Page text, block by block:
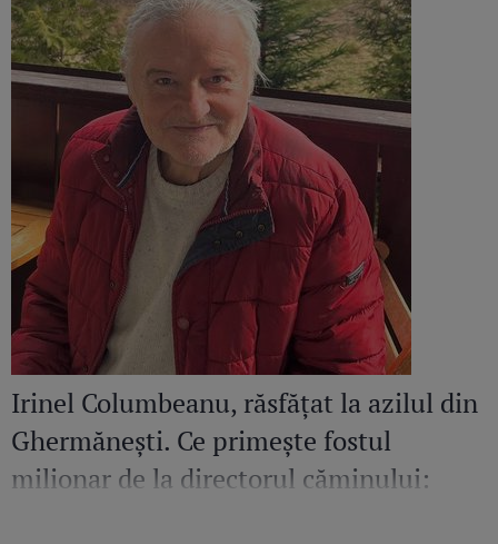
Irinel Columbeanu, răsfățat la azilul din
Ghermănești. Ce primește fostul
milionar de la directorul căminului: